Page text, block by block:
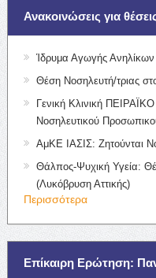
Ανακοινώσεις για
Ίδρυμα Αγωγής
Θέση Νοσηλευτή/τριας
Γενική Κλινική
Νοσηλευτικού
ΑμΚΕ ΙΑΣΙΣ: Ζητούνται
Θάλπος-Ψυχική Υγεία:
(Λυκόβρυση Αττικής)
Περισσότερα
Επίκαιρη Ερώτηση: